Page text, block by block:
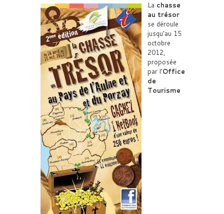
La chasse
au trésor
se déroule
jusqu’au 15
octobre
2012,
proposée
par l’Office
de
Tourisme